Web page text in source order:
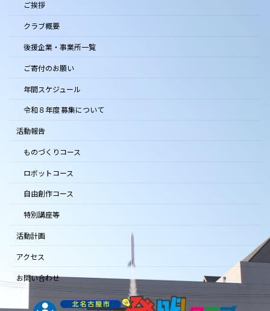
ご挨拶
クラブ概要
後援企業・事業所一覧
ご寄付のお願い
年間スケジュール
令和８年度 募集について
活動報告
ものづくりコース
ロボットコース
自由創作コース
特別講座等
活動計画
アクセス
お問い合わせ